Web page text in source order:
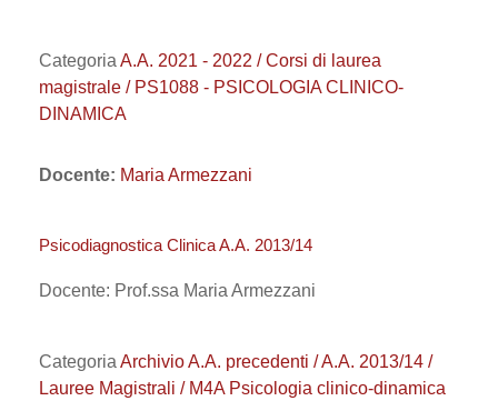
Categoria A.A. 2021 - 2022 / Corsi di laurea
magistrale / PS1088 - PSICOLOGIA CLINICO-
DINAMICA
Docente: Maria Armezzani
Psicodiagnostica Clinica A.A. 2013/14
Docente: Prof.ssa Maria Armezzani
Categoria Archivio A.A. precedenti / A.A. 2013/14 /
Lauree Magistrali / M4A Psicologia clinico-dinamica